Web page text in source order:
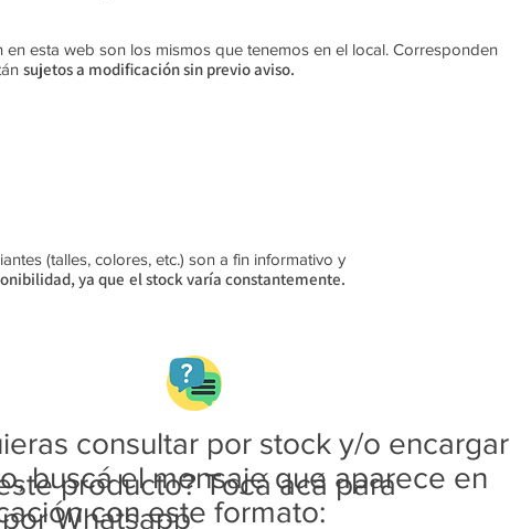
consultar por stock y/o encargar
buscá el mensaje que aparece en
con este formato:
producto? Tocá acá para
Whatsapp
en esta web son los mismos que tenemos en el local. Corresponden
sujetos a modificación sin previo aviso​.
(talles, colores, etc.) son a fin informativo y
ya que el stock varía constantemente.